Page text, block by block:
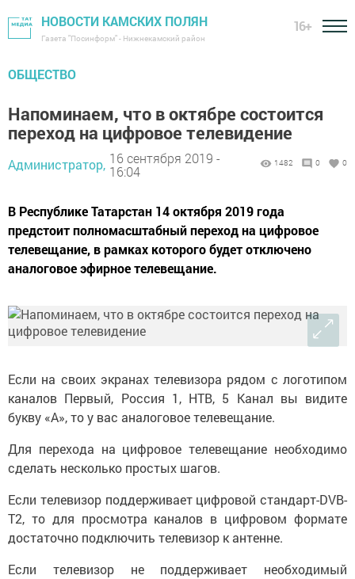
НОВОСТИ КАМСКИХ ПОЛЯН
Газета "Посинформ" - Нижнекамский район
16+
ОБЩЕСТВО
Напоминаем, что в октябре состоится
переход на цифровое телевидение
Администратор, 16 сентября 2019 -
16:04
1482 0 0
В Республике Татарстан 14 октября 2019 года
предстоит полномасштабный переход на цифровое
телевещание, в рамках которого будет отключено
аналоговое эфирное телевещание.
Если на своих экранах телевизора рядом с логотипом
каналов Первый, Россия 1, НТВ, 5 Канал вы видите
букву «А», то у вас аналоговое телевещание.
Для перехода на цифровое телевещание необходимо
сделать несколько простых шагов.
Если телевизор поддерживает цифровой стандарт-DVB-
T2, то для просмотра каналов в цифровом формате
достаточно подключить телевизор к антенне.​
Если телевизор не поддерживает необходимый